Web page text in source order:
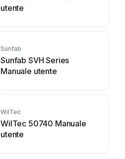
utente
Sunfab
Sunfab SVH Series
Manuale utente
WilTec
WilTec 50740 Manuale
utente